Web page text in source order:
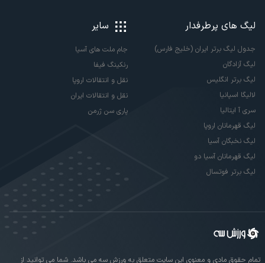
لیگ های پرطرفدار
جدول لیگ برتر ایران (خلیج فارس)
لیگ آزادگان
لیگ برتر انگلیس
لالیگا اسپانیا
سری آ ایتالیا
لیگ قهرمانان اروپا
لیگ نخبگان آسیا
لیگ قهرمانان آسیا دو
لیگ برتر فوتسال
سایر
جام ملت های آسیا
رنکینگ فیفا
نقل و انتقالات اروپا
نقل و انتقالات ایران
پاری سن ژرمن
تمام حقوق مادی و معنوی این سایت متعلق به ورزش سه می باشد. شما می توانید از